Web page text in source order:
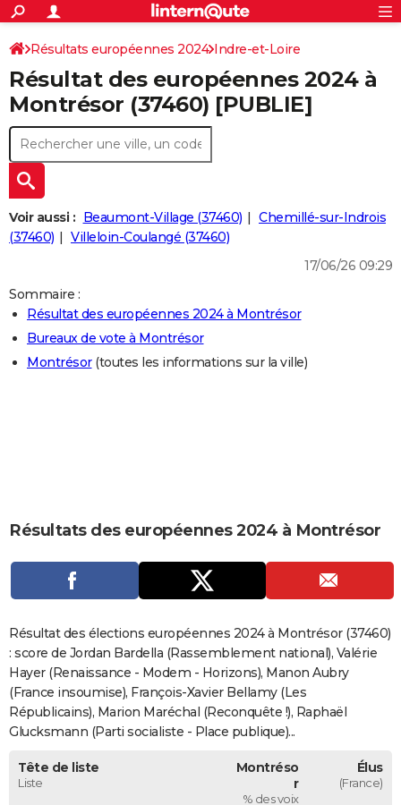
ACTUALITÉS
Politique
Société
Faits Divers
Education
Monde
Villes
+
SPORT
Coupe du monde 2026
Football
Tennis
Cyclisme
Rugby
Forum
Programme TV
TNT
Streaming
Cinéma
Sorties cinéma
Musique
+
FINANCE
Retraite
Impôts
Epargne
Immobilier
Risques naturels par ville
Banque
Assurance
Crédit
AUTO
Essais
Réserver un essai
Citadines
Berlines
SUV
Forum auto
+
HIGH-TECH
Mobiles
Meilleur smartphone
Internet
Ordinateurs
Jeux vidéo
Guide high-tech
+
BRICOLAGE
Guides de France
Escapades
Patrimoine
Expositions
Musées
Week-end nature
LIFESTYLE
Art de vivre
Bien-être
Loisirs
Mode
Modes de vie
CARTE DE VOEUX
Carte de Noël
Carte Bonne année
Carte Saint-Valentin
Carte Pâques
Carte d'anniversaire
DICTIONNAIRE
Dictionnaire
Biographies
Citations
Expressions
Proverbes
PROGRAMME TV
COPAINS D'AVANT
S'inscrire
Se connecter
Lycées
Collèges
Primaires
Universités
Entreprises
Service militaire
Avis de recherche
AVIS DE DÉCÈS
FORUM
S'inscrire
Connexion
Résultats européennes 2024 Indre-et-Loire
Résultat des européennes 2024 à
Montrésor (37460) [PUBLIE]
Voir aussi : Beaumont-Village (37460)
Chemillé-sur-Indrois
(37460)
Villeloin-Coulangé (37460)
17/06/26 09:29
Sommaire :
Résultat des européennes 2024 à Montrésor
Bureaux de vote à Montrésor
Montrésor(toutes les informations sur la ville)
Résultats des européennes 2024 à Montrésor
Résultat des élections européennes 2024 à Montrésor (37460)
: score de Jordan Bardella (Rassemblement national), Valérie
Hayer (Renaissance - Modem - Horizons), Manon Aubry
(France insoumise), François-Xavier Bellamy (Les
Républicains), Marion Maréchal (Reconquête !), Raphaël
Glucksmann (Parti socialiste - Place publique)...
Tête de liste
Liste
Montréso
r
% des voix
Élus
(France)